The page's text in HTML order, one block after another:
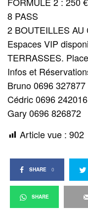
8 PASS
2 BOUTEILLES AU
Espaces VIP
TERRASSES.
Infos et
Bruno 0696 327877
Cédric 0696 242016
Gary 0696 826872
Article vue : 902
SHARE 0
SHARE